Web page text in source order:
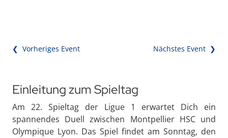
❮ Vorheriges Event Nächstes Event ❯
Einleitung zum Spieltag
Am 22. Spieltag der Ligue 1 erwartet Dich ein
spannendes Duell zwischen Montpellier HSC und
Olympique Lyon. Das Spiel findet am Sonntag, den